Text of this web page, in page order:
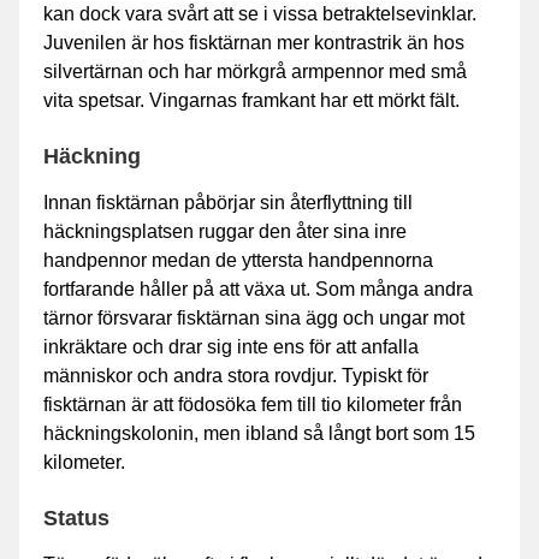
kan dock vara svårt att se i vissa betraktelsevinklar.
Juvenilen är hos fisktärnan mer kontrastrik än hos
silvertärnan och har mörkgrå armpennor med små
vita spetsar. Vingarnas framkant har ett mörkt fält.
Häckning
Innan fisktärnan påbörjar sin återflyttning till
häckningsplatsen ruggar den åter sina inre
handpennor medan de yttersta handpennorna
fortfarande håller på att växa ut. Som många andra
tärnor försvarar fisktärnan sina ägg och ungar mot
inkräktare och drar sig inte ens för att anfalla
människor och andra stora rovdjur. Typiskt för
fisktärnan är att födosöka fem till tio kilometer från
häckningskolonin, men ibland så långt bort som 15
kilometer.
Status